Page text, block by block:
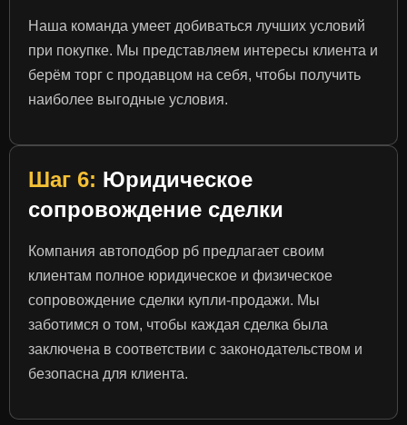
Наша команда умеет добиваться лучших условий
при покупке. Мы представляем интересы клиента и
берём торг с продавцом на себя, чтобы получить
наиболее выгодные условия.
Шаг 6: Юридическое
сопровождение сделки
Компания автоподбор рб предлагает своим
клиентам полное юридическое и физическое
сопровождение сделки купли-продажи. Мы
заботимся о том, чтобы каждая сделка была
заключена в соответствии с законодательством и
безопасна для клиента.